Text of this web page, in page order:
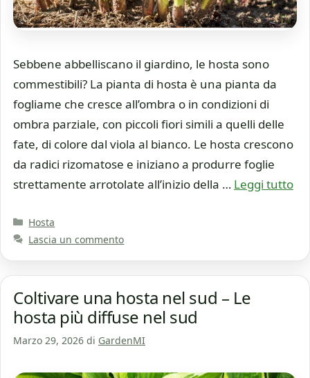
Sebbene abbelliscano il giardino, le hosta sono
commestibili? La pianta di hosta è una pianta da
fogliame che cresce all’ombra o in condizioni di
ombra parziale, con piccoli fiori simili a quelli delle
fate, di colore dal viola al bianco. Le hosta crescono
da radici rizomatose e iniziano a produrre foglie
strettamente arrotolate all’inizio della … Leggi tutto
Categorie
Hosta
Lascia un commento
Coltivare una hosta nel sud – Le
hosta più diffuse nel sud
Marzo 29, 2026 di GardenMI